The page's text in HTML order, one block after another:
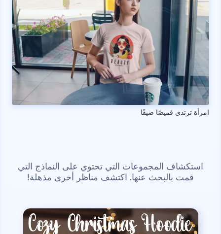
امرأة ترتدي قميصًا ضيقًا
استكشاف المجموعات التي تحتوي على النماذج التي
قمت بالبحث عنها. اكتشف مناظر أخرى مذهلة!